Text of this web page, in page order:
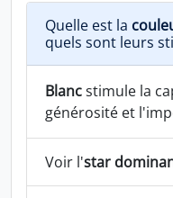
Quelle est la
quels sont leurs
Blancstimule la
générosité et
Voir l'star